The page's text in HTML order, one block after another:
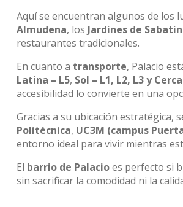
Aquí se encuentran algunos de los
Almudena, los Jardines de
restaurantes tradicionales.
En cuanto a transporte, Palacio
Latina – L5, Sol – L1, L2, L3 y
accesibilidad lo convierte en una
Gracias a su ubicación estratégica,
Politécnica, UC3M (campus
entorno ideal para vivir mientras
El barrio de Palacioes perfecto si
sin sacrificar la comodidad ni la